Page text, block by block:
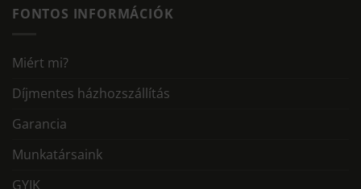
FONTOS INFORMÁCIÓK
Miért mi?
Díjmentes házhozszállítás
Garancia
Munkatársaink
GYIK